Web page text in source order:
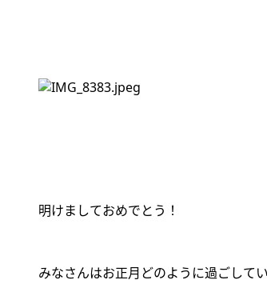
明けましておめでとう！
みなさんはお正月どのように過ごして